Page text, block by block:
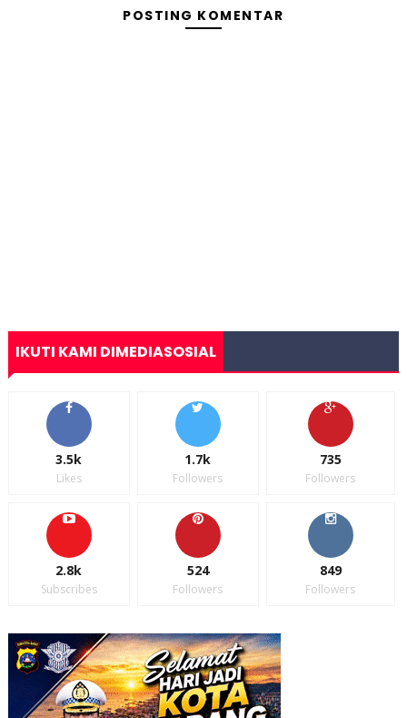
POSTING KOMENTAR
IKUTI KAMI DIMEDIASOSIAL
3.5k
Likes
1.7k
Followers
735
Followers
2.8k
Subscribes
524
Followers
849
Followers